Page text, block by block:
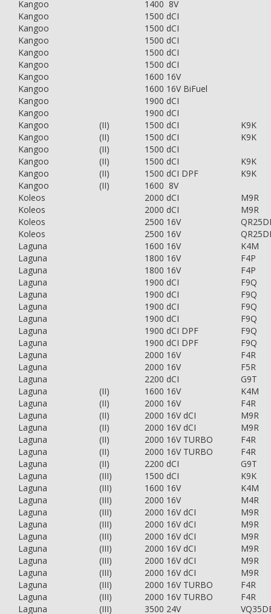
Kangoo
1400 8V
Kangoo
1500 dCI
Kangoo
1500 dCI
Kangoo
1500 dCI
Kangoo
1500 dCI
Kangoo
1500 dCI
Kangoo
1600 16V
Kangoo
1600 16V BiFuel
Kangoo
1900 dCI
Kangoo
1900 dCI
Kangoo
(II) 1500 dCI
K9K
Kangoo
(II) 1500 dCI
K9K
Kangoo
(II)
1500 dCI
Kangoo
(II) 1500 dCI
K9K
Kangoo
(II) 1500 dCI DPF
K9K
Kangoo
(II)
1600 8V
Koleos
2000 dCI
M9R
Koleos
2000 dCI
M9R
Koleos
2500 16V
Koleos
2500 16V
Laguna
1600 16V
K4M
Laguna
1800 16V
F4P
Laguna
1800 16V
F4P
Laguna
1900 dCI
F9Q
Laguna
1900 dCI
F9Q
Laguna
1900 dCI
F9Q
Laguna
1900 dCI
F9Q
Laguna
1900 dCI DPF
F9Q
Laguna
1900 dCI DPF
F9Q
Laguna
2000 16V
F4R
Laguna
2000 16V
F5R
Laguna
2200 dCI
G9T
Laguna
(II) 1600 16V
K4M
Laguna
(II) 2000 16V
F4R
Laguna
(II) 2000 16V dCI
M9R
Laguna
(II) 2000 16V dCI
M9R
Laguna
(II) 2000 16V TURBO
F4R
Laguna
(II) 2000 16V TURBO
F4R
Laguna
(II) 2200 dCI
G9T
Laguna
(III) 1500 dCI
K9K
Laguna
(III) 1600 16V
K4M
Laguna
(III) 2000 16V
M4R
Laguna
(III) 2000 16V dCI
M9R
Laguna
(III) 2000 16V dCI
M9R
Laguna
(III) 2000 16V dCI
M9R
Laguna
(III) 2000 16V dCI
M9R
Laguna
(III) 2000 16V dCI
M9R
Laguna
(III) 2000 16V dCI
M9R
Laguna
(III) 2000 16V TURBO
F4R
Laguna
(III) 2000 16V TURBO
F4R
Laguna
(III) 3500 24V